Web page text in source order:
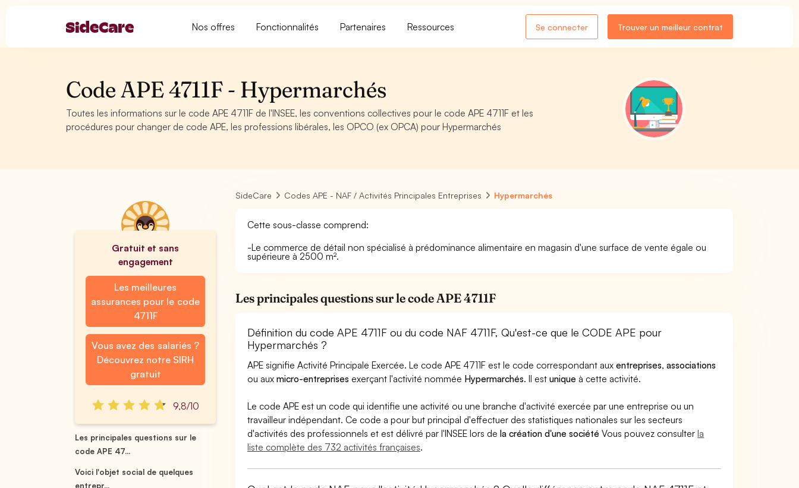
Nos offres Fonctionnalités Partenaires Ressources Se connecter Trouver un meilleur contrat
Code APE 4711F - Hypermarchés
Toutes les informations sur le code APE 4711F de l'INSEE, les conventions collectives pour le code APE 4711F et les
procédures pour changer de code APE, les professions libérales, les OPCO (ex OPCA) pour Hypermarchés
Gratuit et sans
engagement
Les meilleures
assurances pour le code
4711F
Vous avez des salariés ?
Découvrez notre SIRH
gratuit
9,8/10
Les principales questions sur le
code APE 47...
Voici l'objet social de quelques
entrepr...
SideCare Codes APE - NAF / Activités Principales Entreprises Hypermarchés
Cette sous-classe comprend:
-Le commerce de détail non spécialisé à prédominance alimentaire en magasin d'une surface de vente égale ou
supérieure à 2500 m².
Les principales questions sur le code APE 4711F
Définition du code APE 4711F ou du code NAF 4711F, Qu'est-ce que le CODE APE pour
Hypermarchés ?
APE signifie Activité Principale Exercée. Le code APE 4711F est le code correspondant auxentreprises,associations
ou auxmicro-entreprises exerçant l'activité nommée Hypermarchés. Il estunique à cette activité.
Le code APE est un code qui identifie une activité ou une branche d'activité exercée par une entreprise ou un
travailleur indépendant. Ce code a pour but principal d'effectuer des statistiques nationales sur les secteurs
d'activités des professionnels et est délivré par l'INSEE lors dela création d'une société Vous pouvez consulterla
liste complète des 732 activités françaises.